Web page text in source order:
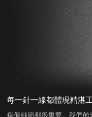
每一針一線都體現精湛
每個細節都很重要。我們